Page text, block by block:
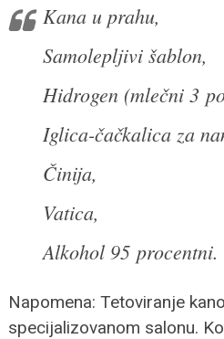
Kana u prahu,
Samolepljivi šablon,
Hidrogen (mlečni 3
Iglica-čačkalica za
Činija,
Vatica,
Alkohol 95 procentni.
Napomena: Tetoviranje
specijalizovanom salonu.